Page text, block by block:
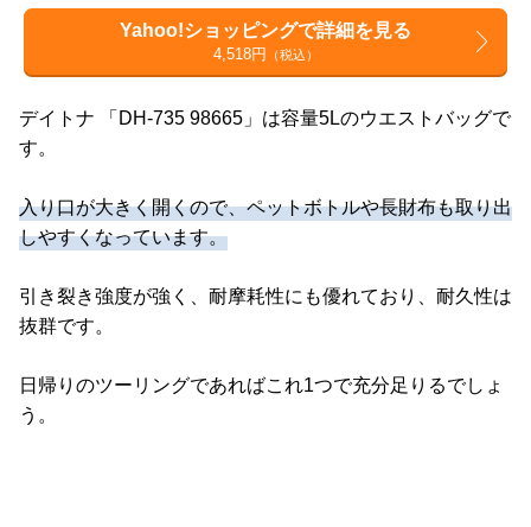
Yahoo!ショッピングで詳細を見る
4,518円 （税込）
デイトナ 「DH-735 98665」は容量5Lのウエストバッグで
す。
入り口が大きく開くので、ペットボトルや長財布も取り出
しやすくなっています。
引き裂き強度が強く、耐摩耗性にも優れており、耐久性は
抜群です。
日帰りのツーリングであればこれ1つで充分足りるでしょ
う。